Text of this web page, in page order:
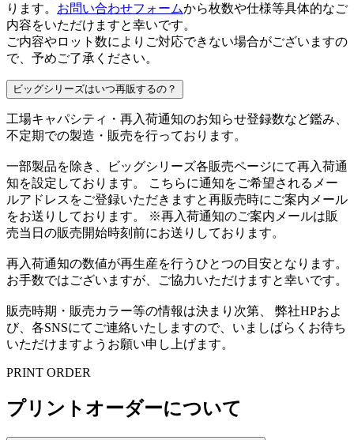
ります。 お問い合わせフォームから枚数や仕様等具体的なご
内容をいただけますと幸いです。
ご内容やロット数によりご対応できない場合がございますの
で、予めご了承ください。
ビッグシリーズはいつ再販するの？
工場キャパシティ・再入荷通知のお知らせ登録数など鑑み、
不定期での製造・販売を行っております。
一部製品を除き、ビッグシリーズ各販売ページにて再入荷通
知を設定しております。 こちらに通知をご希望されるメー
ルアドレスをご登録いただきますと再販売時にご案内メール
をお送りしております。 ※再入荷通知のご案内メールは販
売当日の販売開始時刻前にお送りしております。
再入荷通知の数値が再生産を行うひとつの目安となります。
お手数ではございますが、ご協力いただけますと幸いです。
販売時期・販売カラー等の情報は決まり次第、 弊社HPおよ
び、各SNSにてご連絡いたしますので、いましばらくお待ち
いただけますようお願い申し上げます。
PRINT ORDER
プリントオーダーについて